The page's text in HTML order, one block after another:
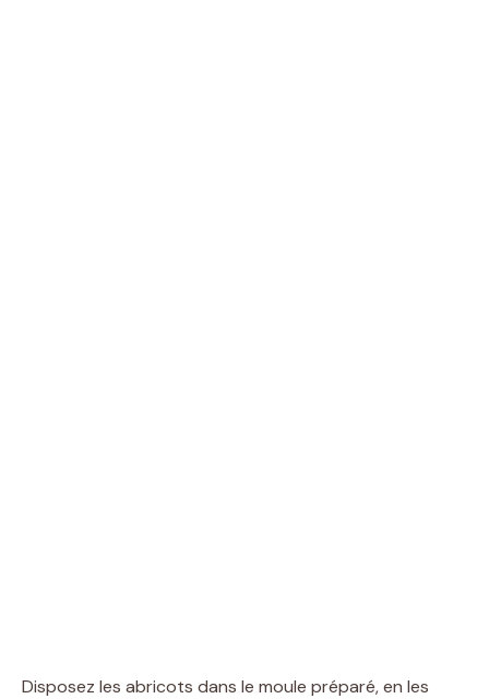
Disposez les abricots dans le moule préparé, en les